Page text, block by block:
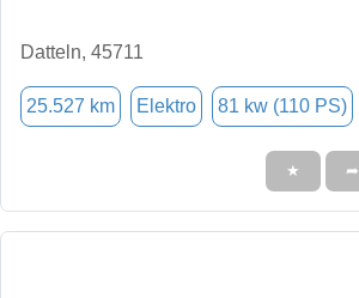
Datteln, 45711
25.527 km Elektro 81 kw (110 PS)
★ ➦